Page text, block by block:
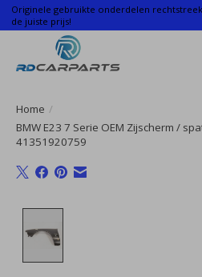
Originele gebruikte onderdelen
de juiste prijs!
Home /
BMW E23 7 Serie OEM Zijscherm /
41351920759